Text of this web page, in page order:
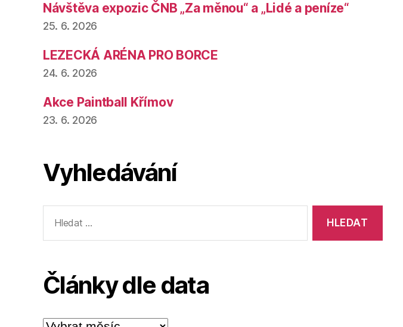
Návštěva expozic ČNB „Za měnou“ a „Lidé a peníze“
25. 6. 2026
LEZECKÁ ARÉNA PRO BORCE
24. 6. 2026
Akce Paintball Křímov
23. 6. 2026
Vyhledávání
vyhledávání:
Články dle data
Články